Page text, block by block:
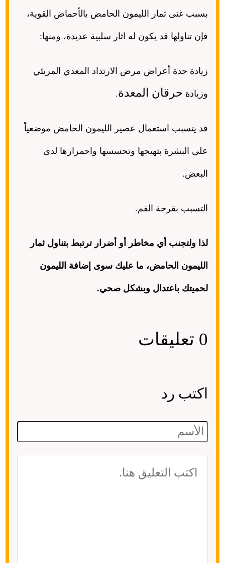
بسبب غنى ثمار الليمون الحامض بالأحماض القوية،
فإن تناولها قد يكون له اثار سلبية عديدة، ومنها:
زيادة حدة أعراض مرض الارتداد المعدي المريئي
وزيادة حرقان المعدة.
قد يتسبب استعمال عصير الليمون الحامض موضعياً
على البشرة بتهيجها وتحسسها واحمرارها لدى
البعض.
التسبب بقرحة الفم.
لذا ولتجنب أي مخاطر أو أضرار ترتبط بتناول ثمار
الليمون الحامض، ما عليك سوى إضافة الليمون
لحميتك باعتدال وبشكل صحي.
0 تعليقات
اكتب رد